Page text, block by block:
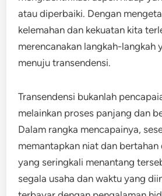
atau diperbaiki. Dengan
kelemahan dan kekuatan kita
merencanakan langkah-langkah
menuju transendensi.
Transendensi bukanlah
melainkan proses panjang dan
Dalam rangka mencapainya,
memantapkan niat dan
yang seringkali menantang
segala usaha dan waktu yang